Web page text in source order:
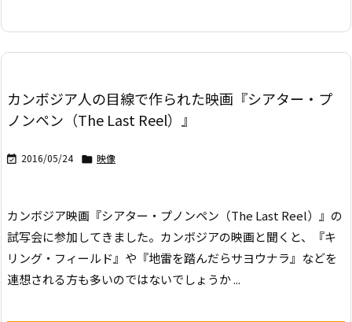
カンボジア人の目線で作られた映画『シアター・プ
ノンペン（The Last Reel）』
 2016/05/24  映像
カンボジア映画『シアター・プノンペン（The Last Reel）』の
試写会に参加してきました。 カンボジアの映画と聞くと、『キ
リング・フィールド』や『地雷を踏んだらサヨウナラ』などを
連想される方も多いのではないでしょうか ...